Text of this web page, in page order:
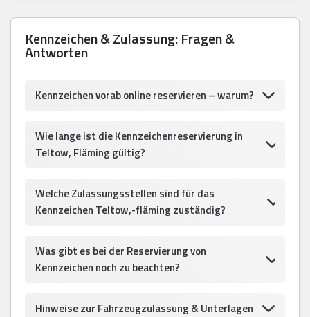
Kennzeichen & Zulassung: Fragen &
Antworten
Kennzeichen vorab online reservieren – warum?
Wie lange ist die Kennzeichenreservierung in
Teltow, Fläming gültig?
Welche Zulassungsstellen sind für das
Kennzeichen Teltow,-fläming zuständig?
Was gibt es bei der Reservierung von
Kennzeichen noch zu beachten?
Hinweise zur Fahrzeugzulassung & Unterlagen